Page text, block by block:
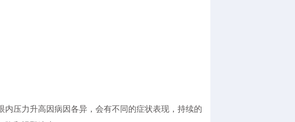
压力升高因病因各异，会有不同的症状表现，持续的